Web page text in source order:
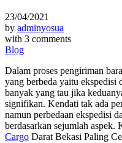
23/04/2021
by adminyosua
with 3 comments
Blog
Dalam proses pengiriman
yang berbeda yaitu ekspedisi
banyak yang tau jika
signifikan. Kendati tak ada
namun perbedaan ekspedisi
berdasarkan sejumlah aspek.
Cargo Darat Bekasi Paling